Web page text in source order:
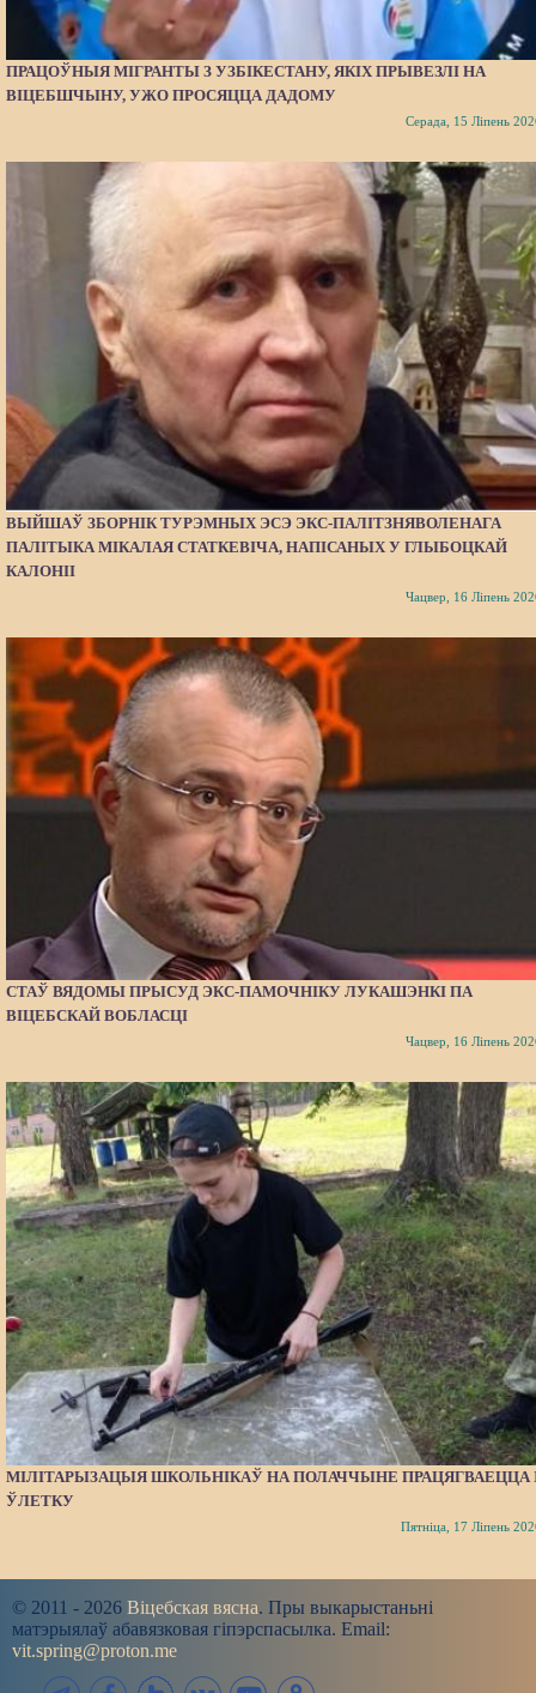
ПРАЦОЎНЫЯ МІГРАНТЫ З УЗБІКЕСТАНУ, ЯКІХ ПРЫВЕЗЛІ НА
ВІЦЕБШЧЫНУ, УЖО ПРОСЯЦЦА ДАДОМУ
Серада, 15 Ліпень
ВЫЙШАЎ ЗБОРНІК ТУРЭМНЫХ ЭСЭ ЭКС-ПАЛІТЗНЯВОЛЕНАГА
ПАЛІТЫКА МІКАЛАЯ СТАТКЕВІЧА, НАПІСАНЫХ У ГЛЫБОЦКАЙ
КАЛОНІІ
Чацвер, 16 Ліпень
СТАЎ ВЯДОМЫ ПРЫСУД ЭКС-ПАМОЧНІКУ ЛУКАШЭНКІ ПА
ВІЦЕБСКАЙ ВОБЛАСЦІ
Чацвер, 16 Ліпень
МІЛІТАРЫЗАЦЫЯ ШКОЛЬНІКАЎ НА ПОЛАЧЧЫНЕ ПРАЦЯГВАЕЦЦА
ЎЛЕТКУ
Пятніца, 17 Ліпень
© 2011 - 2026 Віцебская вясна. Пры выкарыстаньні
матэрыялаў абавязковая гіпэрспасылка. Email:
vit.spring@proton.me